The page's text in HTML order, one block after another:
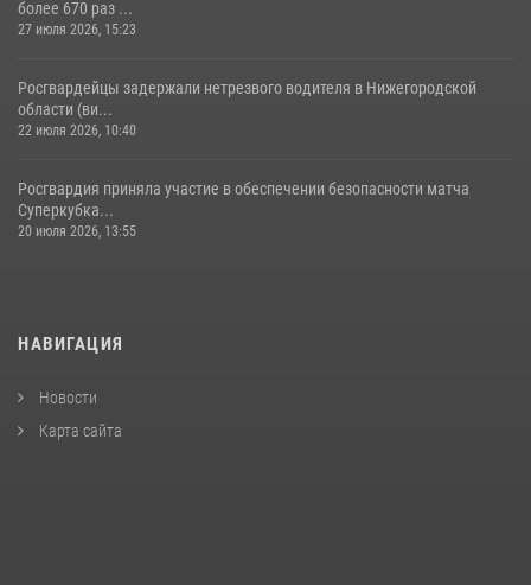
более 670 раз ...
27 июля 2026, 15:23
Росгвардейцы задержали нетрезвого водителя в Нижегородской
области (ви...
22 июля 2026, 10:40
Росгвардия приняла участие в обеспечении безопасности матча
Суперкубка...
20 июля 2026, 13:55
НАВИГАЦИЯ
Новости
Карта сайта